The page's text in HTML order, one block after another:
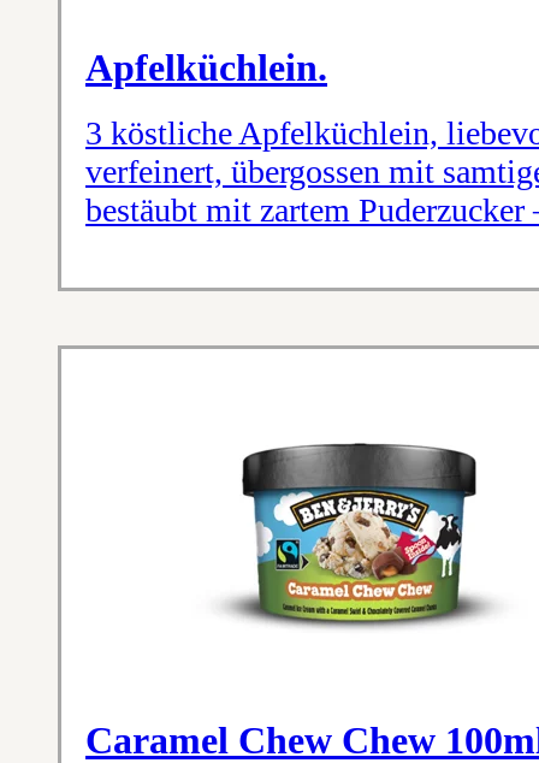
Apfelküchlein.
3 köstliche Apfelküchlein,
verfeinert, übergossen mit
bestäubt mit zartem
Caramel Chew Chew